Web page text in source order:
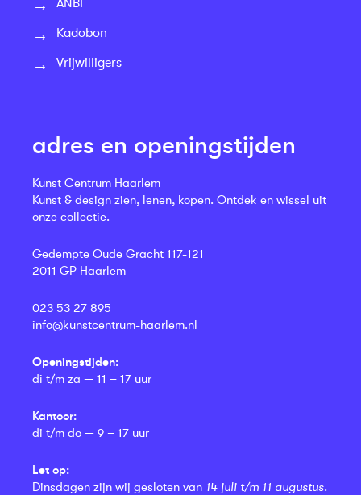
ANBI
Kadobon
Vrijwilligers
adres en openingstijden
Kunst Centrum Haarlem
Kunst & design zien, lenen, kopen. Ontdek en wissel uit
onze collectie.
Gedempte Oude Gracht 117-121
2011 GP Haarlem
023 53 27 895
info@kunstcentrum-haarlem.nl
Openingstijden:
di t/m za — 11 – 17 uur
Kantoor:
di t/m do — 9 – 17 uur
Let op:
Dinsdagen zijn wij gesloten van 14 juli t/m 11 augustus.